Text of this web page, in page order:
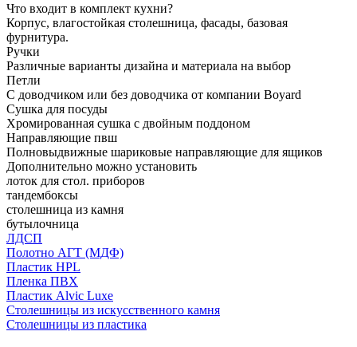
Что входит в комплект кухни?
Корпус, влагостойкая столешница, фасады, базовая
фурнитура.
Ручки
Различные варианты дизайна и материала на выбор
Петли
С доводчиком или без доводчика от компании Boyard
Сушка для посуды
Хромированная сушка с двойным поддоном
Направляющие пвш
Полновыдвижные шариковые направляющие для ящиков
Дополнительно можно установить
лоток для стол. приборов
тандембоксы
столешница из камня
бутылочница
ЛДСП
Полотно АГТ (МДФ)
Пластик HPL
Пленка ПВХ
Пластик Alvic Luxe
Столешницы из искусственного камня
Столешницы из пластика